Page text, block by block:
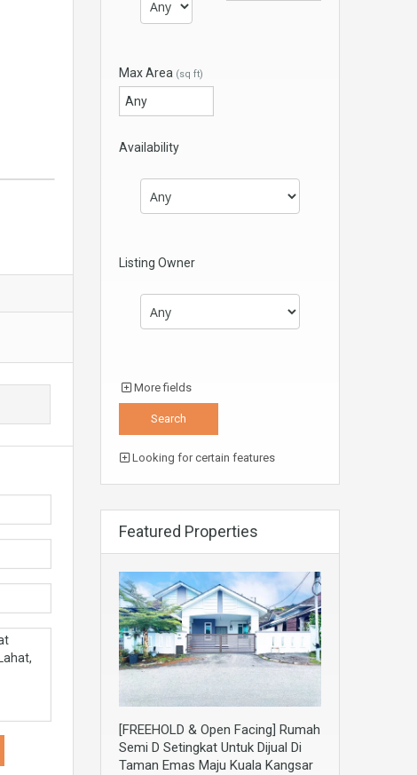
Max Area (sq ft)
Availability
Listing Owner
More fields
Looking for certain features
Featured Properties
[FREEHOLD & Open Facing] Rumah
Semi D Setingkat Untuk Dijual Di
Taman Emas Maju Kuala Kangsar